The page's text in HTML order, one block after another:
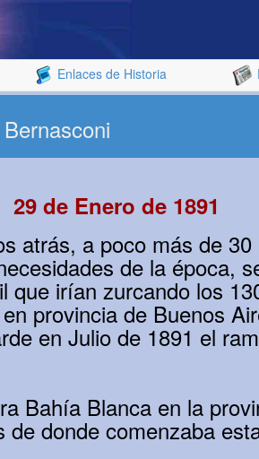
Enlaces de Historia
29 de Enero de 1891
atrás, a poco más de 30
de la época,
que irían zurcando los
provincia de Buenos
en Julio de 1891 el
Bahía Blanca en la
donde comenzaba